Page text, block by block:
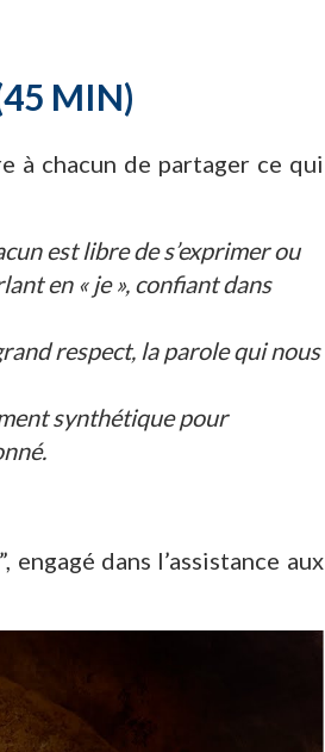
MIN)
à chacun de partager ce qui
est libre de s’exprimer ou
en « je », confiant dans
respect, la parole qui nous
synthétique pour
dans l’assistance aux